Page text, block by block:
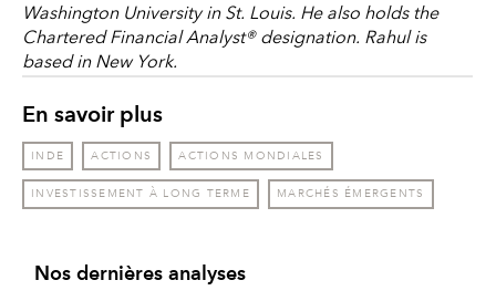
Washington University in St. Louis. He also holds the
Chartered Financial Analyst® designation. Rahul is
based in New York.
En savoir plus
INDE ACTIONS ACTIONS MONDIALES
INVESTISSEMENT À LONG TERME MARCHÉS ÉMERGENTS
Nos dernières analyses